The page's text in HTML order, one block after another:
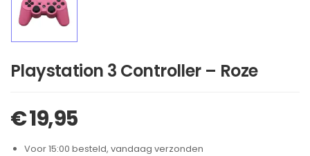
Playstation 3 Controller – Roze
€19,95
Voor 15:00 besteld, vandaag verzonden